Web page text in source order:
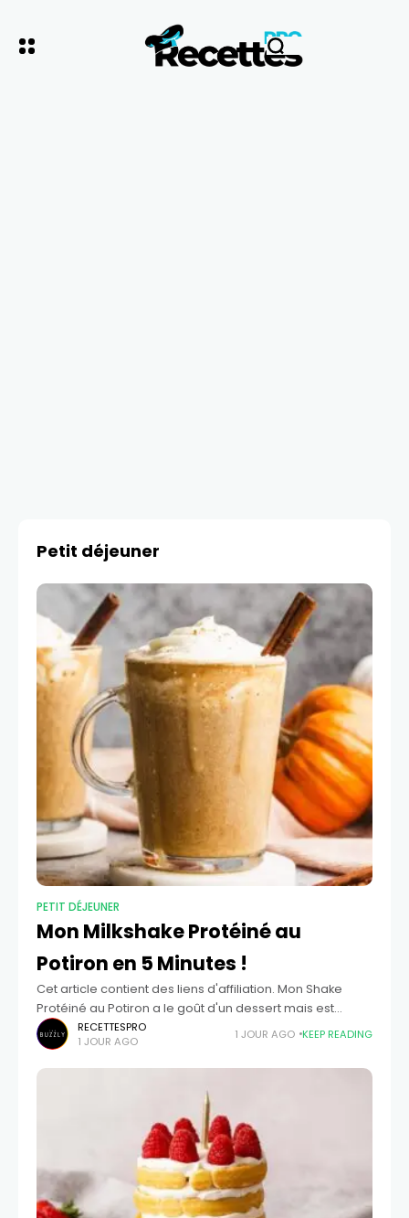
Petit déjeuner
PETIT DÉJEUNER
Mon Milkshake Protéiné au
Potiron en 5 Minutes !
Cet article contient des liens d'affiliation. Mon Shake
Protéiné au Potiron a le goût d'un dessert mais est
rempli de protéines pour vous rassasier toute la
matinée. C'est mon smoothie
RECETTESPRO
1 JOUR AGO
1 JOUR AGO KEEP READING